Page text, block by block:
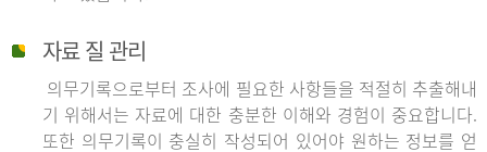
자료 질 관리
의무기록으로부터 조사에 필요한 사항들을 적절히 추출해내
기 위해서는 자료에 대한 충분한 이해와 경험이 중요합니다.
또한 의무기록이 충실히 작성되어 있어야 원하는 정보를 얻